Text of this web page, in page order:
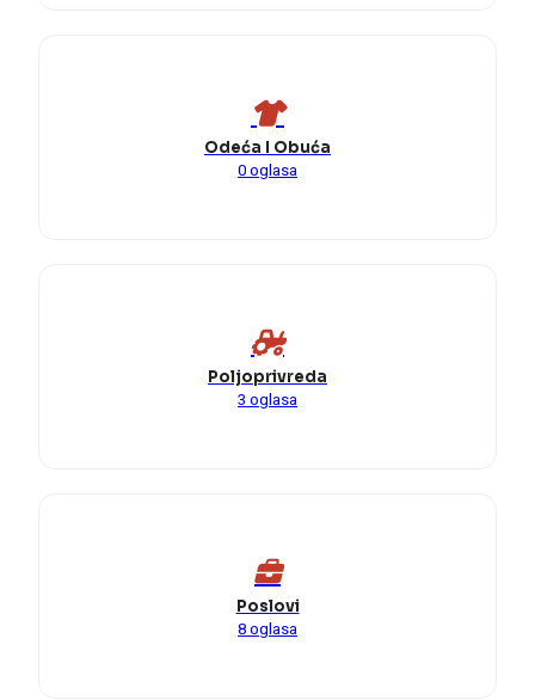
Odeća I Obuća
0 oglasa
Poljoprivreda
3 oglasa
Poslovi
8 oglasa